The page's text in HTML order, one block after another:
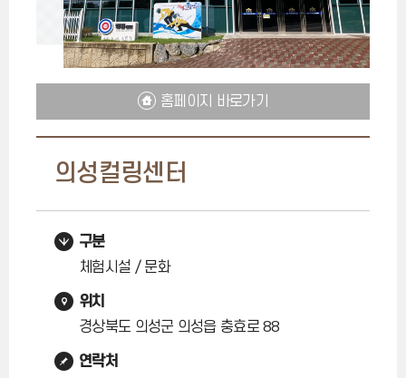
의성컬링센터
홈페이지 바로가기
구분
체험시설 / 문화
위치
경상북도 의성군 의성읍 충효로 88
연락처